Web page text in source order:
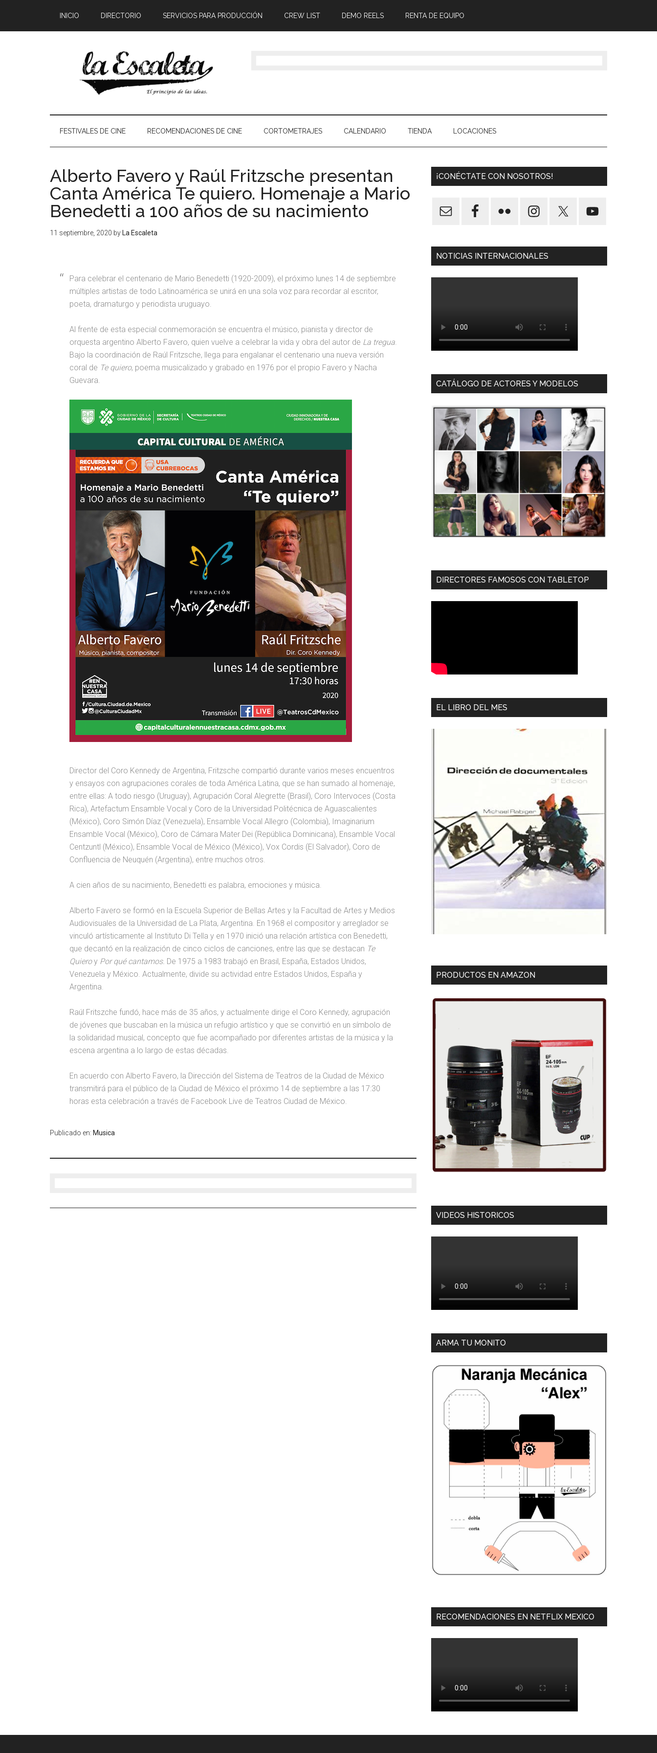
INICIO DIRECTORIO SERVICIOS PARA PRODUCCIÓN CREW LIST DEMO REELS RENTA DE EQUIPO
FESTIVALES DE CINE RECOMENDACIONES DE CINE CORTOMETRAJES CALENDARIO TIENDA LOCACIONES
Alberto Favero y Raúl Fritzsche presentan
Canta América Te quiero. Homenaje a Mario
Benedetti a 100 años de su nacimiento
11 septiembre, 2020 by La Escaleta
Para celebrar el centenario de Mario Benedetti (1920-2009), el próximo lunes 14 de septiembre
múltiples artistas de todo Latinoamérica se unirá en una sola voz para recordar al escritor,
poeta, dramaturgo y periodista uruguayo.
Al frente de esta especial conmemoración se encuentra el músico, pianista y director de
orquesta argentino Alberto Favero, quien vuelve a celebrar la vida y obra del autor de La tregua.
Bajo la coordinación de Raúl Fritzsche, llega para engalanar el centenario una nueva versión
coral de Te quiero, poema musicalizado y grabado en 1976 por el propio Favero y Nacha
Guevara.
Director del Coro Kennedy de Argentina, Fritzsche compartió durante varios meses encuentros
y ensayos con agrupaciones corales de toda América Latina, que se han sumado al homenaje,
entre ellas: A todo riesgo (Uruguay), Agrupación Coral Alegrette (Brasil), Coro Intervoces (Costa
Rica), Artefactum Ensamble Vocal y Coro de la Universidad Politécnica de Aguascalientes
(México), Coro Simón Díaz (Venezuela), Ensamble Vocal Allegro (Colombia), Imaginarium
Ensamble Vocal (México), Coro de Cámara Mater Dei (República Dominicana), Ensamble Vocal
Centzuntl (México), Ensamble Vocal de México (México), Vox Cordis (El Salvador), Coro de
Confluencia de Neuquén (Argentina), entre muchos otros.
A cien años de su nacimiento, Benedetti es palabra, emociones y música.
Alberto Favero se formó en la Escuela Superior de Bellas Artes y la Facultad de Artes y Medios
Audiovisuales de la Universidad de La Plata, Argentina. En 1968 el compositor y arreglador se
vinculó artísticamente al Instituto Di Tella y en 1970 inició una relación artística con Benedetti,
que decantó en la realización de cinco ciclos de canciones, entre las que se destacan Te
Quieroy Por qué cantamos. De 1975 a 1983 trabajó en Brasil, España, Estados Unidos,
Venezuela y México. Actualmente, divide su actividad entre Estados Unidos, España y
Argentina.
Raúl Fritszche fundó, hace más de 35 años, y actualmente dirige el Coro Kennedy, agrupación
de jóvenes que buscaban en la música un refugio artístico y que se convirtió en un símbolo de
la solidaridad musical, concepto que fue acompañado por diferentes artistas de la música y la
escena argentina a lo largo de estas décadas.
En acuerdo con Alberto Favero, la Dirección del Sistema de Teatros de la Ciudad de México
transmitirá para el público de la Ciudad de México el próximo 14 de septiembre a las 17:30
horas esta celebración a través de Facebook Live de Teatros Ciudad de México.
Publicado en: Musica
¡CONÉCTATE CON NOSOTROS!
NOTICIAS INTERNACIONALES
CATÁLOGO DE ACTORES Y MODELOS
DIRECTORES FAMOSOS CON TABLETOP
EL LIBRO DEL MES
PRODUCTOS EN AMAZON
VIDEOS HISTORICOS
ARMA TU MONITO
RECOMENDACIONES EN NETFLIX MEXICO